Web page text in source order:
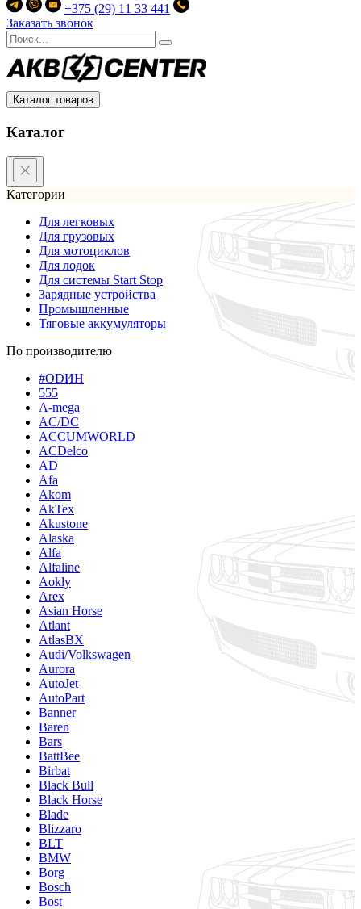
+375 (29) 11 33 441
Заказать звонок
Каталог товаров
Каталог
Категории
Для легковых
Для грузовых
Для мотоциклов
Для лодок
Для системы Start Stop
Зарядные устройства
Промышленные
Тяговые аккумуляторы
По производителю
#ODИН
555
A-mega
AC/DC
ACCUMWORLD
ACDelco
AD
Afa
Akom
AkTex
Akustone
Alaska
Alfa
Alfaline
Aokly
Arex
Asian Horse
Atlant
AtlasBX
Audi/Volkswagen
Aurora
AutoJet
AutoPart
Banner
Baren
Bars
BattBee
Birbat
Black Bull
Black Horse
Blade
Blizzaro
BLT
BMW
Borg
Bosch
Bost